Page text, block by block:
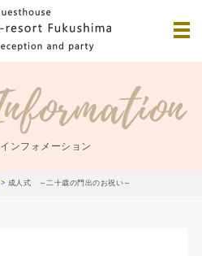
ンフォメーション
> 成人式 ～二十歳の門出のお祝い～